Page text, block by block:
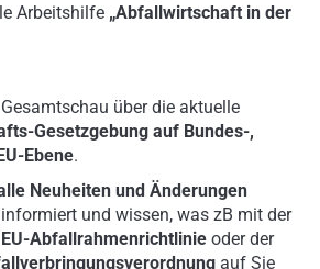
Arbeitshilfe „Abfallwirtschaft in der
Gesamtschau über die aktuelle
Gesetzgebung auf Bundes-,
Ebene.
Neuheiten und Änderungen
und wissen, was zB mit der
EU-Abfallrahmenrichtlinie oder der
auf Sie